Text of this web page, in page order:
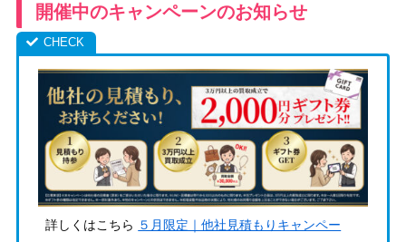
開催中のキャンペーンのお知らせ
詳しくはこちら ５月限定｜他社見積もりキャンペー